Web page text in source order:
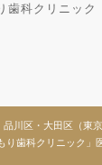
科クリニック
川区・大田区（東
り歯科クリニック」